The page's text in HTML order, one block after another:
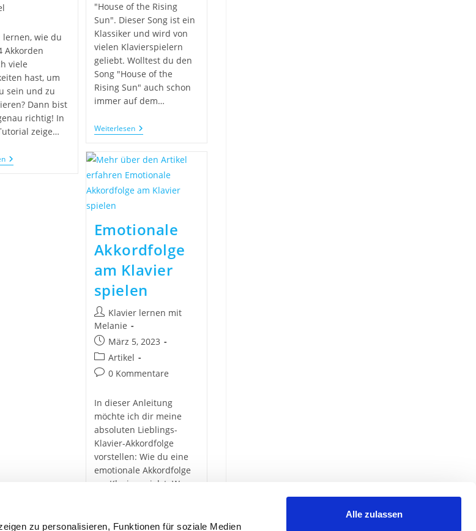
zu personalisieren, Funktionen für soziale Medien
Alle zulassen
lernen, wie du
Akkorden
viele
hast, um
sein und zu
Dann bist
richtig! In
zeige…
"House of the Rising
Sun". Dieser Song ist ein
Klassiker und wird von
vielen Klavierspielern
geliebt. Wolltest du den
Song "House of the
Rising Sun" auch schon
immer auf dem…
Weiterlesen
Emotionale
Akkordfolge
am Klavier
spielen
Klavier lernen mit
Melanie
März 5, 2023
Artikel
0 Kommentare
In dieser Anleitung
möchte ich dir meine
absoluten Lieblings-
Klavier-Akkordfolge
vorstellen: Wie du eine
emotionale Akkordfolge
am Klavier spielst. Wenn
neue Akkordfolgen